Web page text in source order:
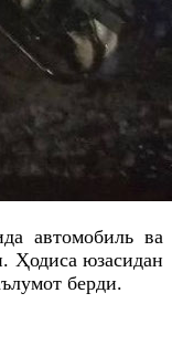
автомобиль ва
Ҳодиса юзасидан
берди.